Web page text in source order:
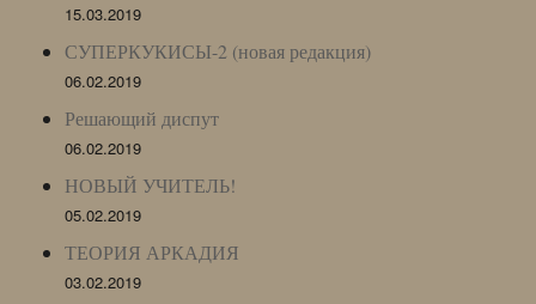
15.03.2019
СУПЕРКУКИСЫ-2 (новая редакция)
06.02.2019
Решающий диспут
06.02.2019
НОВЫЙ УЧИТЕЛЬ!
05.02.2019
ТЕОРИЯ АРКАДИЯ
03.02.2019